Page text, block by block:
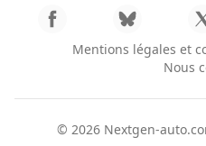
Mentions légales et
Nous
© 2026 Nextgen-